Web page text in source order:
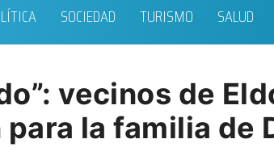
SOCIEDAD TURISMO SALUD
vecinos de
la familia de